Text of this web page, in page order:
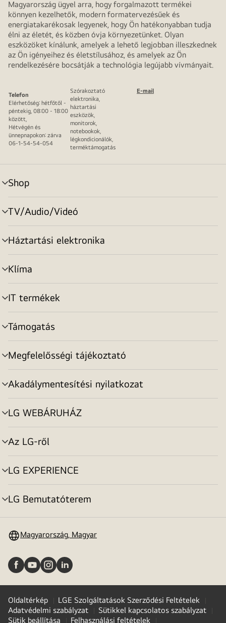
Magyarország ügyel arra, hogy forgalmazott termékei
könnyen kezelhetők, modern formatervezésűek és
energiatakarékosak legyenek, hogy Ön hatékonyabban tudja
élni az életét, és közben óvja környezetünket. Olyan
eszközöket kínálunk, amelyek a lehető legjobban illeszkednek
az Ön igényeihez és életstílusához, és amelyek az Ön
rendelkezésére bocsátják a technológia legújabb vívmányait.
Telefon
Elérhetőség: hétfőtől -
péntekig, 08:00 - 18:00
között,
Hétvégén és
ünnepnapokon: zárva
06-1-54-54-054
Szórakoztató
elektronika,
háztartási
eszközök,
monitorok,
notebookok,
légkondicionálók,
terméktámogatás
E-mail
Shop
menu
toggle
TV/Audio/Videó
menu
toggle
Háztartási elektronika
menu
toggle
Klíma
menu
toggle
IT termékek
menu
toggle
Támogatás
menu
toggle
Megfelelősségi tájékoztató
menu
toggle
Akadálymentesítési nyilatkozat
menu
toggle
LG WEBÁRUHÁZ
menu
toggle
Az LG-ről
menu
toggle
LG EXPERIENCE
menu
toggle
LG Bemutatóterem
menu
Magyarország, Magyar
Oldaltérkép
LGE Szolgáltatások Szerződési Feltételek
Adatvédelmi szabályzat
Sütikkel kapcsolatos szabályzat
Sütik beállítása
Felhasználási feltételek